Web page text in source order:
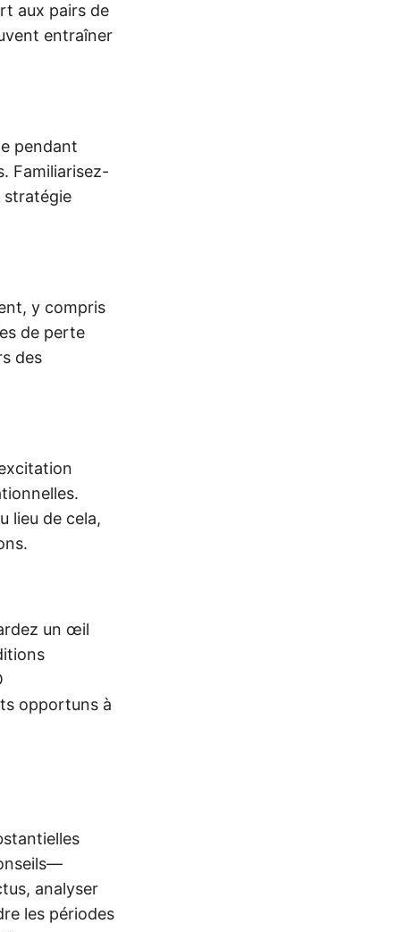
aux pairs de
entraîner
pendant
Familiarisez-
stratégie
y compris
de perte
des
lieu de cela,
un œil
opportuns à
analyser
les périodes